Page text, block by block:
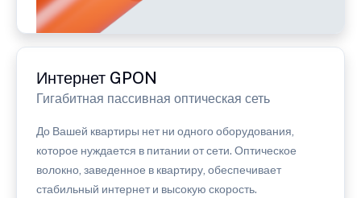
Интернет GPON
Гигабитная пассивная оптическая сеть
До Вашей квартиры нет ни одного оборудования,
которое нуждается в питании от сети. Оптическое
волокно, заведенное в квартиру, обеспечивает
стабильный интернет и высокую скорость.